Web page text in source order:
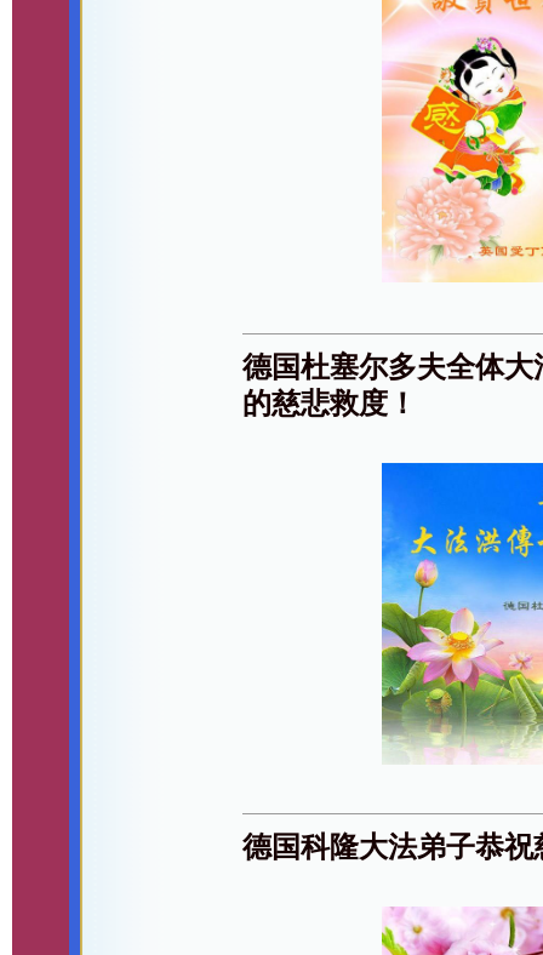
德国杜塞尔多夫全体
的慈悲救度！
德国科隆大法弟子恭